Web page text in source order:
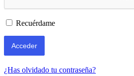
Recuérdame
¿Has olvidado tu contraseña?